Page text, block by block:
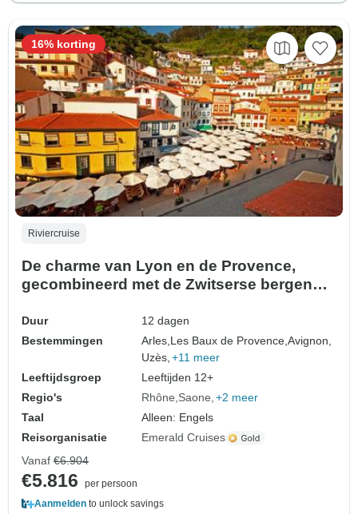
Riviercruise
De charme van Lyon en de Provence,
gecombineerd met de Zwitserse bergen
Duur
12 dagen
Bestemmingen
Arles, Les Baux de Provence,Avignon,
Uzès, +11 meer
Leeftijdsgroep
Leeftijden 12+
Regio's
Rhône Saone +2 meer
Taal
Alleen: Engels
Reisorganisatie
Emerald Cruises
16% korting
Vanaf €6.904
€5.816
per persoon
Aanmelden to unlock savings